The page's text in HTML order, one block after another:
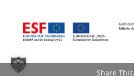
Share This